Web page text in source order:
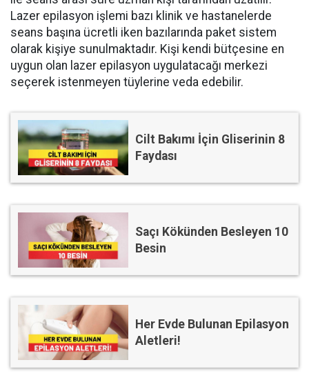
Lazer epilasyon işlemi bazı klinik ve hastanelerde
seans başına ücretli iken bazılarında paket sistem
olarak kişiye sunulmaktadır. Kişi kendi bütçesine en
uygun olan lazer epilasyon uygulatacağı merkezi
seçerek istenmeyen tüylerine veda edebilir.
Cilt Bakımı İçin Gliserinin 8
Faydası
Saçı Kökünden Besleyen 10
Besin
Her Evde Bulunan Epilasyon
Aletleri!